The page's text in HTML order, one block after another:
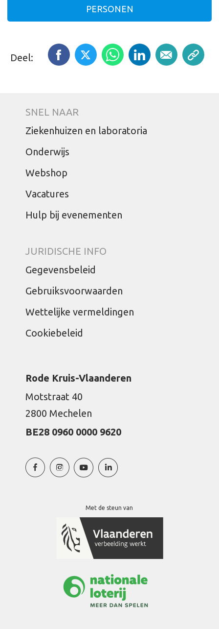
PERSONEN
Deel:
SNEL NAAR
Ziekenhuizen en laboratoria
Onderwijs
Webshop
Vacatures
Hulp bij evenementen
JURIDISCHE INFO
Gegevensbeleid
Gebruiksvoorwaarden
Wettelijke vermeldingen
Cookiebeleid
Rode Kruis-Vlaanderen
Motstraat 40
2800 Mechelen
BE28 0960 0000 9620
Met de steun van